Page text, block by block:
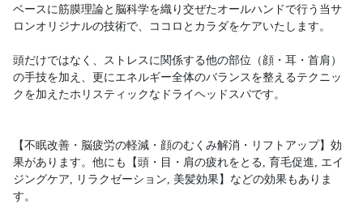
ベースに筋膜理論と脳科学を織り交ぜたオールハンドで行う当サ
ロンオリジナルの技術で、ココロとカラダをケアいたします。
頭だけではなく、ストレスに関係する他の部位（顔・耳・首肩）
の手技を加え、更にエネルギー全体のバランスを整えるテクニッ
クを加えたホリスティックなドライヘッドスパです。
【不眠改善・脳疲労の軽減・顔のむくみ解消・リフトアップ】効
果があります。他にも【頭・目・肩の疲れをとる, 育毛促進, エイ
ジングケア, リラクゼーション, 美髪効果】などの効果もありま
す。